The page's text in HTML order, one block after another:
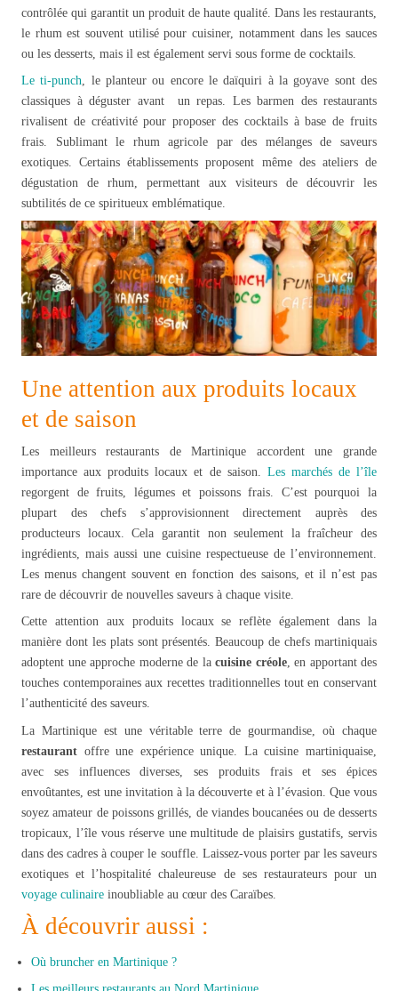
contrôlée qui garantit un produit de haute qualité. Dans les restaurants,
le rhum est souvent utilisé pour cuisiner, notamment dans les sauces
ou les desserts, mais il est également servi sous forme de cocktails.
Le ti-punch, le planteur ou encore le daïquiri à la goyave sont des
classiques à déguster avant un repas. Les barmen des restaurants
rivalisent de créativité pour proposer des cocktails à base de fruits
frais. Sublimant le rhum agricole par des mélanges de saveurs
exotiques. Certains établissements proposent même des ateliers de
dégustation de rhum, permettant aux visiteurs de découvrir les
subtilités de ce spiritueux emblématique.
Une attention aux produits locaux
et de saison
Les meilleurs restaurants de Martinique accordent une grande
importance aux produits locaux et de saison. Les marchés de l’île
regorgent de fruits, légumes et poissons frais. C’est pourquoi la
plupart des chefs s’approvisionnent directement auprès des
producteurs locaux. Cela garantit non seulement la fraîcheur des
ingrédients, mais aussi une cuisine respectueuse de l’environnement.
Les menus changent souvent en fonction des saisons, et il n’est pas
rare de découvrir de nouvelles saveurs à chaque visite.
Cette attention aux produits locaux se reflète également dans la
manière dont les plats sont présentés. Beaucoup de chefs martiniquais
adoptent une approche moderne de la cuisine créole, en apportant des
touches contemporaines aux recettes traditionnelles tout en conservant
l’authenticité des saveurs.
La Martinique est une véritable terre de gourmandise, où chaque
restaurant offre une expérience unique. La cuisine martiniquaise,
avec ses influences diverses, ses produits frais et ses épices
envoûtantes, est une invitation à la découverte et à l’évasion. Que vous
soyez amateur de poissons grillés, de viandes boucanées ou de desserts
tropicaux, l’île vous réserve une multitude de plaisirs gustatifs, servis
dans des cadres à couper le souffle. Laissez-vous porter par les saveurs
exotiques et l’hospitalité chaleureuse de ses restaurateurs pour un
voyage culinaire inoubliable au cœur des Caraïbes.
À découvrir aussi :
Où bruncher en Martinique ?